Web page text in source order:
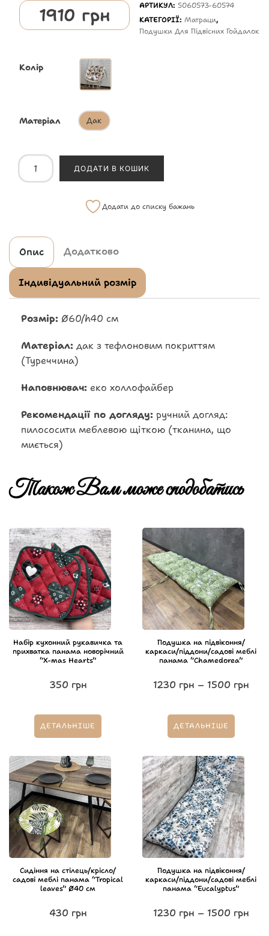
1910 грн АРТИКУЛ: 5060573-60574
КАТЕГОРІЇ:Матраци,
Подушки Для Підвісних Гойдалок
Колір
Матеріал Дак
ДОДАТИ В КОШИК
Додати до списку бажань
Опис Додатково
Індивідуальний розмір
Розмір: Ø60/h40 см
Матеріал: дак з тефлоновим покриттям
(Туреччина)
Наповнювач: еко холлофайбер
Рекомендації по догляду: ручний догляд:
пилососити меблевою щіткою (тканина, що
миється)
Також Вам може сподобатись
Набір кухонний рукавичка та
прихватка панама новорічний
“X-mas Hearts”
350 грн
ДЕТАЛЬНІШЕ
Подушка на підвіконня/
каркаси/піддони/садові меблі
панама “Chamedorea”
1230 грн – 1500 грн
ДЕТАЛЬНІШЕ
Сидіння на стілець/крісло/
садові меблі панама “Tropical
leaves” Ø40 см
430 грн
Подушка на підвіконня/
каркаси/піддони/садові меблі
панама “Eucalyptus”
1230 грн – 1500 грн